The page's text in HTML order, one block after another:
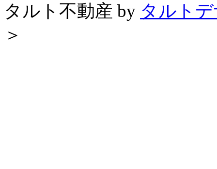
タルト不動産 by タルト
＞